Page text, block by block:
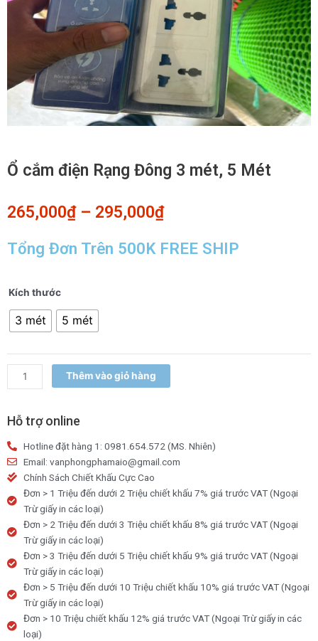
Ổ cắm điện Rạng Đông 3 mét, 5 Mét
265,000₫– 295,000₫
Tổng Đơn Trên 500K FREE SHIP
Kích thước
3 mét 5 mét
Ổ
điện
Đông
3
Mét
lượng
Thêm vào giỏ hàng
Hỗ trợ online
Hotline đặt hàng 1: 0981.654.572 (MS. Nhiên)
Email: vanphongphamaio@gmail.com
Chính Sách Chiết Khấu Cực Cao
Đơn > 1 Triệu đến dưới 2 Triệu chiết khấu 7% giá trước VAT (Ngoại
Trừ giấy in các loại)
Đơn > 2 Triệu đến dưới 3 Triệu chiết khấu 8% giá trước VAT (Ngoại
Trừ giấy in các loại)
Đơn > 3 Triệu đến dưới 5 Triệu chiết khấu 9% giá trước VAT (Ngoại
Trừ giấy in các loại)
Đơn > 5 Triệu đến dưới 10 Triệu chiết khấu 10% giá trước VAT (Ngoại
Trừ giấy in các loại)
Đơn > 10 Triệu chiết khấu 12% giá trước VAT (Ngoại Trừ giấy in các
loại)